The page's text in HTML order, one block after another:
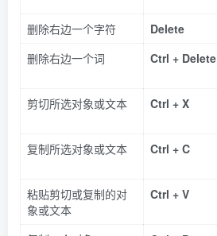
删除右边一个字符 Delete
删除右边一个词
Ctrl + Delete
剪切所选对象或文本
Ctrl + X
复制所选对象或文本 Ctrl + C
粘贴剪切或复制的对
象或文本
Ctrl + V